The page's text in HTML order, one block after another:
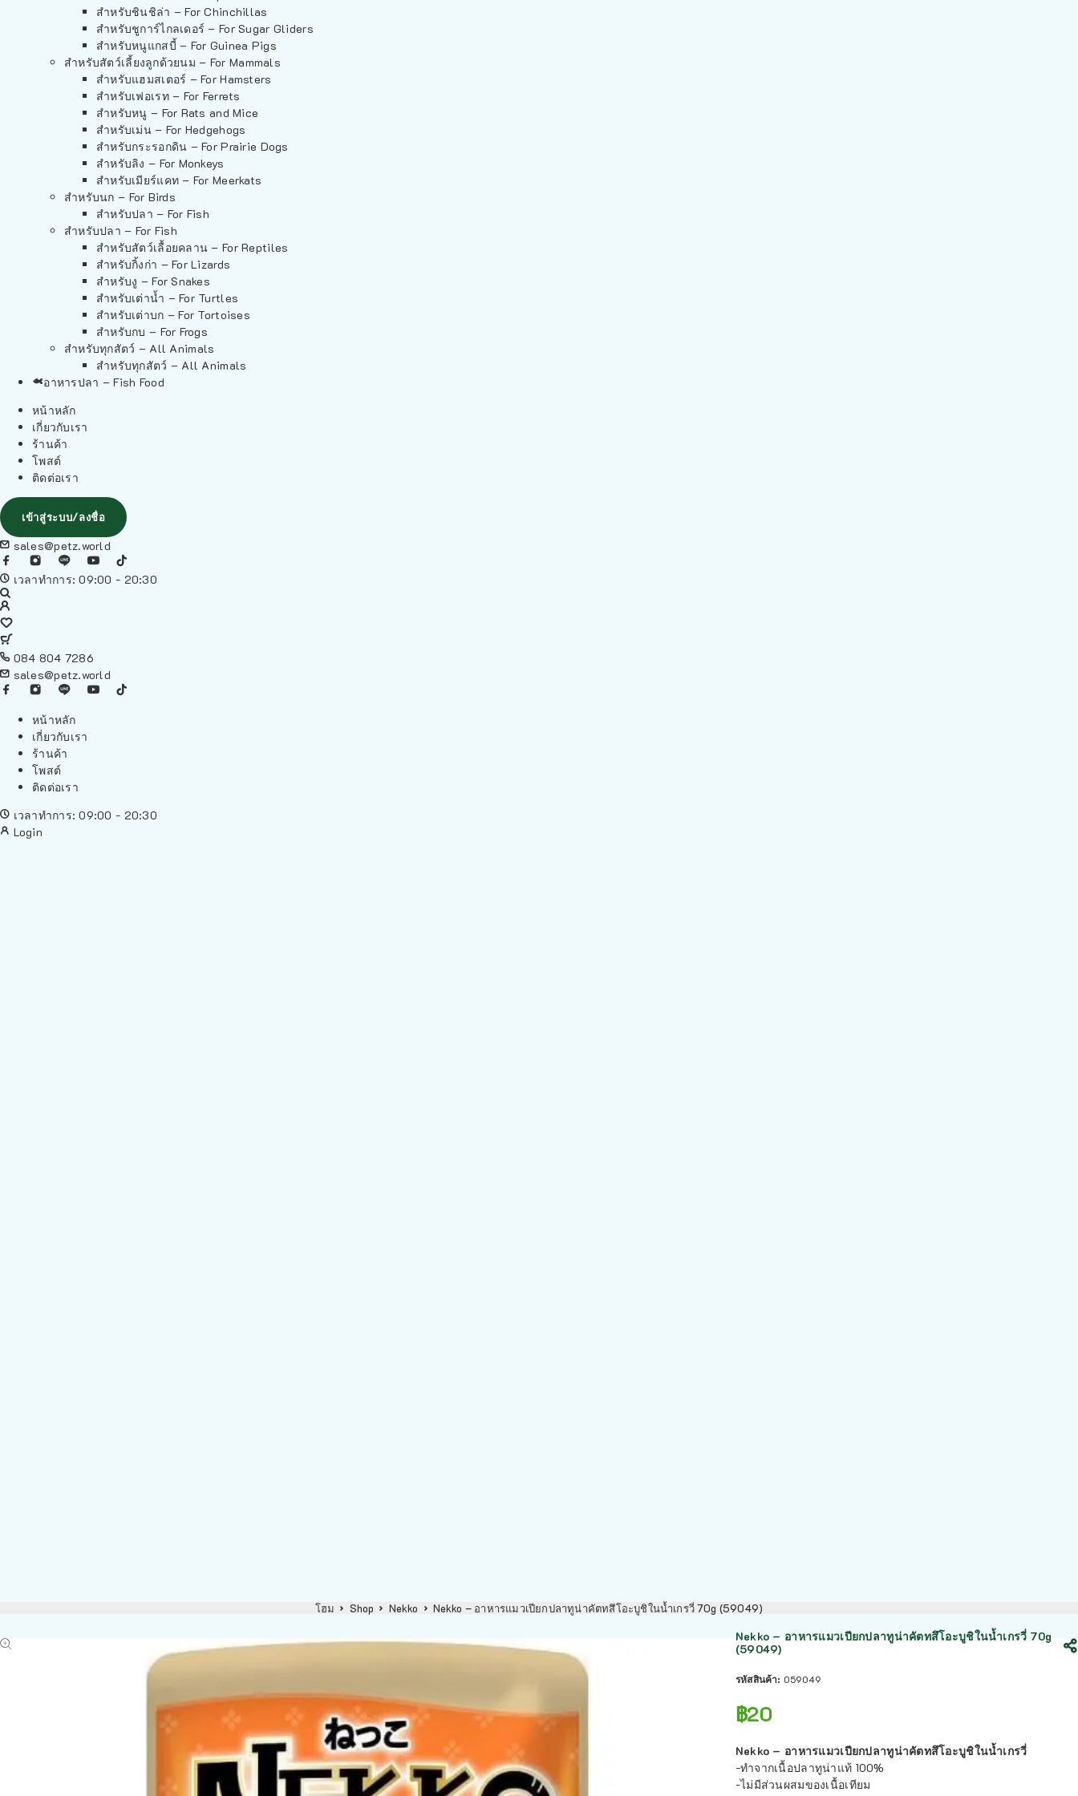
สำหรับชินชิล่า – For Chinchillas
สำหรับชูการ์ไกลเดอร์ – For Sugar Gliders
สำหรับหนูแกสบี้ – For Guinea Pigs
สำหรับสัตว์เลี้ยงลูกด้วยนม – For Mammals
สำหรับแฮมสเตอร์ – For Hamsters
สำหรับเฟอเรท – For Ferrets
สำหรับหนู – For Rats and Mice
สำหรับเม่น – For Hedgehogs
สำหรับกระรอกดิน – For Prairie Dogs
สำหรับลิง – For Monkeys
สำหรับเมียร์แคท – For Meerkats
สำหรับนก – For Birds
สำหรับปลา – For Fish
สำหรับปลา – For Fish
สำหรับสัตว์เลื้อยคลาน – For Reptiles
สำหรับกิ้งก่า – For Lizards
สำหรับงู – For Snakes
สำหรับเต่าน้ำ – For Turtles
สำหรับเต่าบก – For Tortoises
สำหรับกบ – For Frogs
สำหรับทุกสัตว์ – All Animals
สำหรับทุกสัตว์ – All Animals
อาหารปลา – Fish Food
หน้าหลัก
เกี่ยวกับเรา
ร้านค้า
โพสต์
ติดต่อเรา
เข้าสู่ระบบ/ลงชื่อ
sales@petz.world
เวลาทำการ: 09:00 - 20:30
084 804 7286
sales@petz.world
หน้าหลัก
เกี่ยวกับเรา
ร้านค้า
โพสต์
ติดต่อเรา
เวลาทำการ: 09:00 - 20:30
Login
โฮม Shop Nekko Nekko – อาหารแมวเปียกปลาทูน่าคัตทสึโอะบูชิในน้ำเกรวี่​ 70g (59049)
Nekko – อาหารแมวเปียกปลาทูน่าคัตทสึโอะบูชิในน้ำเกรวี่​ 70g
(59049)
รหัสสินค้า: 059049
฿20
Nekko – อาหารแมวเปียกปลาทูน่าคัตทสึโอะบูชิในน้ำเกรวี่​
-ทำจากเนื้อปลาทูน่าแท้ 100%
-ไม่มีส่วนผสมของเนื้อเทียม